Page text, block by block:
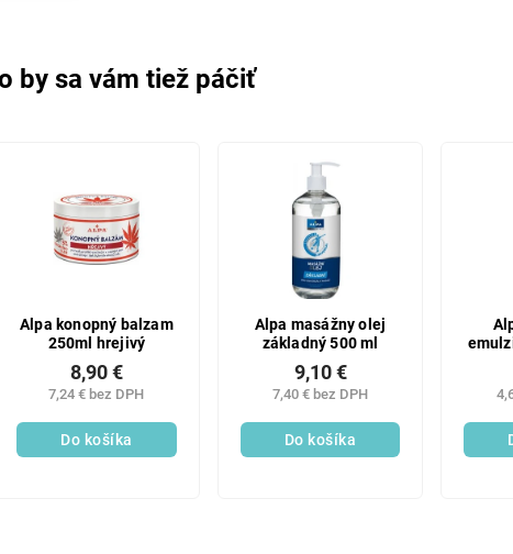
by sa vám tiež páčiť
Alpa konopný balzam
250ml hrejivý
7,24 € bez DPH
8,90 €
Do košíka
Alpa masážny olej
základný 500 ml
7,40 € bez DPH
9,10 €
Do košíka